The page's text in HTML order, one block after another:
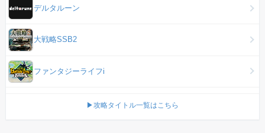
デルタルーン
大戦略SSB2
ファンタジーライフi
▶攻略タイトル一覧はこちら